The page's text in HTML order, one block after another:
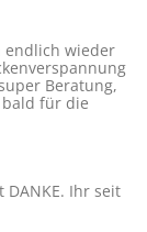
endlich wieder
Beratung,
für die
DANKE. Ihr seit